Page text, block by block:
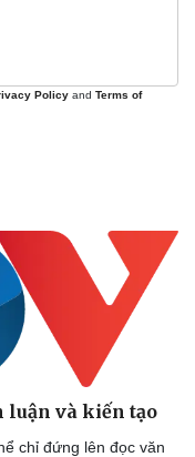
Policy and Terms of
luận và kiến tạo
chỉ đứng lên đọc văn